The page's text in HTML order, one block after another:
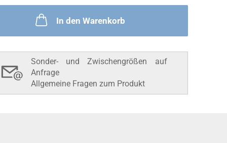
In den Warenkorb
Sonder- und Zwischengrößen auf
Anfrage
Allgemeine Fragen zum Produkt